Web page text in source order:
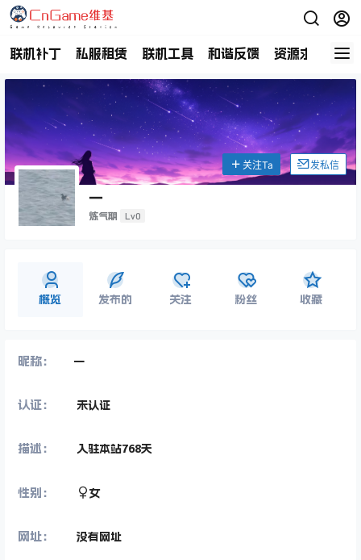
联机补丁 私服租赁 联机工具 和谐反馈 资源求助 商
一
炼气期 Lv0
关注Ta 发私信
概览 发布的 关注 粉丝 收藏
昵称： 一
认证： 未认证
描述： 入驻本站768天
性别： 女
网址： 没有网址